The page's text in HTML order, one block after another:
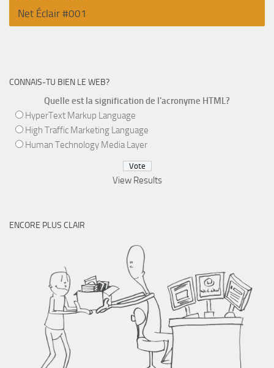
Net Éclair #001
CONNAIS-TU BIEN LE WEB?
Quelle est la signification de l'acronyme HTML?
HyperText Markup Language
High Traffic Marketing Language
Human Technology Media Layer
View Results
ENCORE PLUS CLAIR